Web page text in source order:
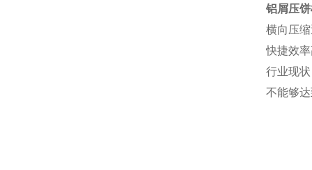
铝屑压
横向压
快捷效
行业现
不能够